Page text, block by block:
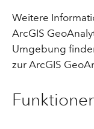
Weitere
ArcGIS
Umgebung
zur ArcGIS